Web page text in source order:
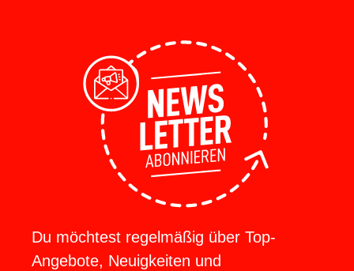
Du möchtest regelmäßig über Top-
Angebote, Neuigkeiten und